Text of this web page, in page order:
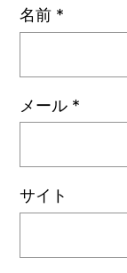
名前 *
メール *
サイト